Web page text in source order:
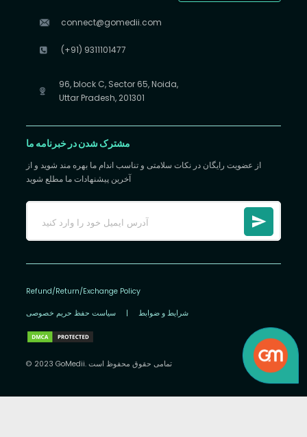
connect@gomedii.com
(+91) 9311101477
96, block C, Sector 65, Noida,
Uttar Pradesh, 201301
مشترک شدن در خبرنامه ما
از عضویت رایگان در نکات سلامتی و تناسب اندام ما بهره مند شوید و از
آخرین پیشنهادات ما مطلع شوید
Refund/Return/Exchange Policy
سیاست حفظ حریم خصوصی | شرایط و ضوابط
© 2023 GoMedii. تمامی حقوق محفوظ است